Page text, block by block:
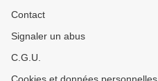
Contact
Signaler un abus
C.G.U.